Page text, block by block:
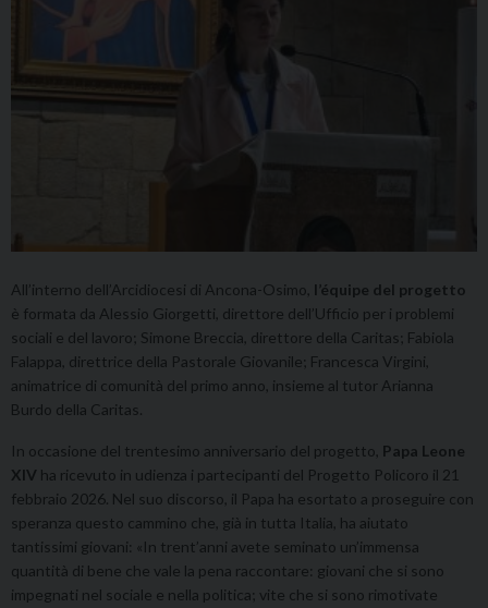
All’interno dell’Arcidiocesi di Ancona-Osimo, l’équipe del progetto
è formata da Alessio Giorgetti, direttore dell’Ufficio per i problemi
sociali e del lavoro; Simone Breccia, direttore della Caritas; Fabiola
Falappa, direttrice della Pastorale Giovanile; Francesca Virgini,
animatrice di comunità del primo anno, insieme al tutor Arianna
Burdo della Caritas.
In occasione del trentesimo anniversario del progetto, Papa Leone
XIV ha ricevuto in udienza i partecipanti del Progetto Policoro il 21
febbraio 2026. Nel suo discorso, il Papa ha esortato a proseguire con
speranza questo cammino che, già in tutta Italia, ha aiutato
tantissimi giovani: «In trent’anni avete seminato un’immensa
quantità di bene che vale la pena raccontare: giovani che si sono
impegnati nel sociale e nella politica; vite che si sono rimotivate